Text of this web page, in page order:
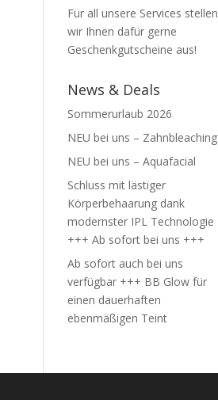
Für all unsere Services stellen
wir Ihnen dafür gerne
Geschenkgutscheine aus!
News & Deals
Sommerurlaub 2026
NEU bei uns – Zahnbleaching
NEU bei uns – Aquafacial
Schluss mit lästiger
Körperbehaarung dank
modernster IPL Technologie
+++ Ab sofort bei uns +++
Ab sofort auch bei uns
verfügbar +++ BB Glow für
einen dauerhaften
ebenmäßigen Teint